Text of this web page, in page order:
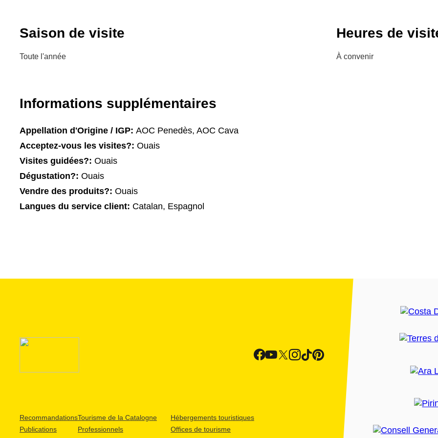
Saison de visite
Toute l'année
Heures de
À convenir
Informations supplémentaires
Appellation d'Origine / IGP: AOC Penedès, AOC Cava
Acceptez-vous les visites?: Ouais
Visites guidées?: Ouais
Dégustation?: Ouais
Vendre des produits?: Ouais
Langues du service client: Catalan, Espagnol
Recommandations
Publications
Tourisme de la Catalogne
Professionnels
Hébergements touristiques
Offices de tourisme